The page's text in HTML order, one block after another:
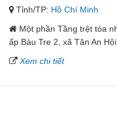
Tỉnh/TP: Hồ Chí Minh
Một phần Tầng trệt tòa
ấp Bàu Tre 2, xã Tân An
Xem chi tiết